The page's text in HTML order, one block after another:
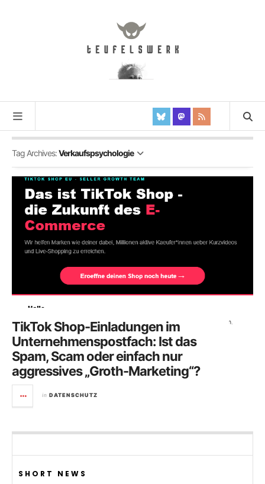
Tag Archives:Verkaufspsychologie
TikTok Shop-Einladungen im
Unternehmenspostfach: Ist das
Spam, Scam oder einfach nur
aggressives „Groth-Marketing“?
in DATENSCHUTZ
SHORT NEWS